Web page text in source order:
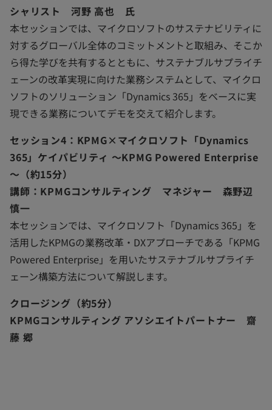
シャリスト 河野 高也 氏
本セッションでは、マイクロソフトのサステナビリティに
対するグローバル全体のコミットメントと取組み、そこか
ら得た学びを共有するとともに、サステナブルサプライチ
ェーンの改革実現に向けた業務システムとして、マイクロ
ソフトのソリューション「Dynamics 365」をベースに実
現できる業務についてデモを交えて紹介します。
セッション4：KPMG×マイクロソフト「Dynamics
365」ケイパビリティ ～KPMG Powered Enterprise
～（約15分）
講師：KPMGコンサルティング マネジャー 森野辺
慎一
本セッションでは、マイクロソフト「Dynamics 365」を
活用したKPMGの業務改革・DXアプローチである「KPMG
Powered Enterprise」を用いたサステナブルサプライチ
ェーン構築方法について解説します。
クロージング（約5分）
KPMGコンサルティング アソシエイトパートナー 齋
藤 郷